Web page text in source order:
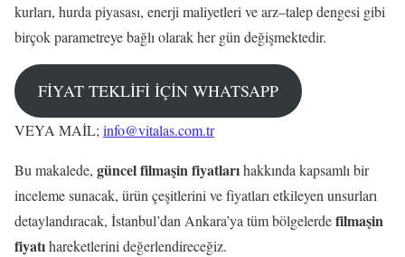
kurları, hurda piyasası, enerji maliyetleri ve arz–talep dengesi gibi
birçok parametreye bağlı olarak her gün değişmektedir.
FİYAT TEKLİFİ İÇİN WHATSAPP
VEYA MAİL; info@vitalas.com.tr
Bu makalede, güncel filmaşin fiyatlarıhakkında kapsamlı bir
inceleme sunacak, ürün çeşitlerini ve fiyatları etkileyen unsurları
detaylandıracak, İstanbul’dan Ankara’ya tüm bölgelerdefilmaşin
fiyatıhareketlerini değerlendireceğiz.